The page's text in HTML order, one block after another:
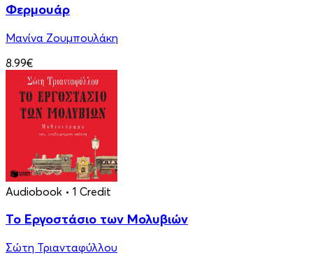
Φερμουάρ
Μανίνα Ζουμπουλάκη
8.99€
Audiobook • 1 Credit
Το Εργοστάσιο των Μολυβιών
Σώτη Τριανταφύλλου